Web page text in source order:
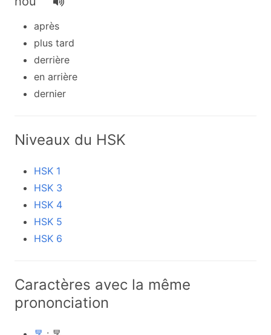
après
plus tard
derrière
en arrière
dernier
Niveaux du HSK
HSK 1
HSK 3
HSK 4
HSK 5
HSK 6
Caractères avec la même
prononciation